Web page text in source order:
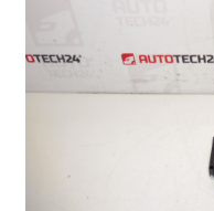
Płatności